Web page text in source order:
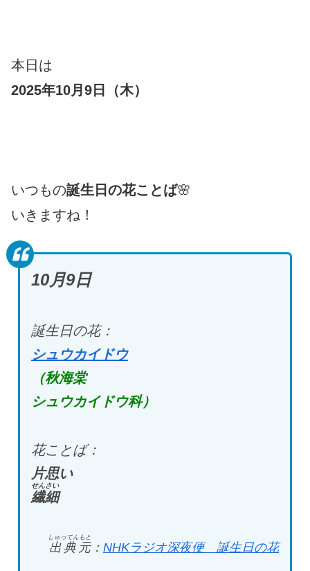
本日は
2025年10月9日（木）
いつもの誕生日の花ことば🌸
いきますね！
10月9日
誕生日の花：
シュウカイドウ
（秋海棠
シュウカイドウ科）
花ことば：
片思い
繊細
せんさい
出典元
しゅってんもと
： NHKラジオ深夜便 誕生日の花